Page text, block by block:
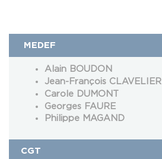
MEDEF
Alain BOUDON
Jean-François CLAVELIER
Carole DUMONT
Georges FAURE
Philippe MAGAND
CGT